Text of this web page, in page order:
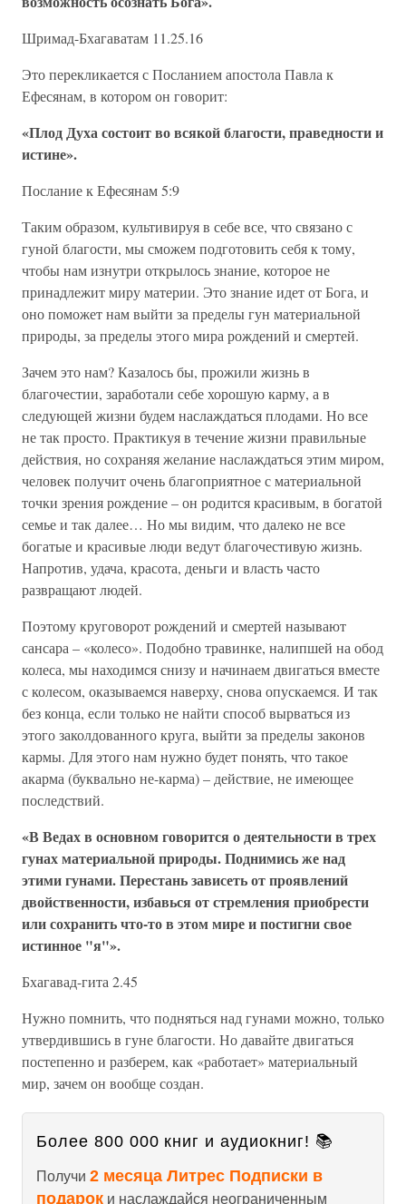
Шримад-Бхагаватам 11.25.16
Это перекликается с Посланием апостола Павла к
Ефесянам, в котором он говорит:
«Плод Духа состоит во всякой благости, праведности и
истине».
Послание к Ефесянам 5:9
Таким образом, культивируя в себе все, что связано с
гуной благости, мы сможем подготовить себя к тому,
чтобы нам изнутри открылось знание, которое не
принадлежит миру материи. Это знание идет от Бога, и
оно поможет нам выйти за пределы гун материальной
природы, за пределы этого мира рождений и смертей.
Зачем это нам? Казалось бы, прожили жизнь в
благочестии, заработали себе хорошую карму, а в
следующей жизни будем наслаждаться плодами. Но все
не так просто. Практикуя в течение жизни правильные
действия, но сохраняя желание наслаждаться этим миром,
человек получит очень благоприятное с материальной
точки зрения рождение – он родится красивым, в богатой
семье и так далее… Но мы видим, что далеко не все
богатые и красивые люди ведут благочестивую жизнь.
Напротив, удача, красота, деньги и власть часто
развращают людей.
Поэтому круговорот рождений и смертей называют
сансара – «колесо». Подобно травинке, налипшей на обод
колеса, мы находимся снизу и начинаем двигаться вместе
с колесом, оказываемся наверху, снова опускаемся. И так
без конца, если только не найти способ вырваться из
этого заколдованного круга, выйти за пределы законов
кармы. Для этого нам нужно будет понять, что такое
акарма (буквально не-карма) – действие, не имеющее
последствий.
«В Ведах в основном говорится о деятельности в трех
гунах материальной природы. Поднимись же над
этими гунами. Перестань зависеть от проявлений
двойственности, избавься от стремления приобрести
или сохранить что-то в этом мире и постигни свое
истинное "я"».
Бхагавад-гита 2.45
Нужно помнить, что подняться над гунами можно, только
утвердившись в гуне благости. Но давайте двигаться
постепенно и разберем, как «работает» материальный
мир, зачем он вообще создан.
Более 800 000 книг и аудиокниг! 📚
Получи 2 месяца Литрес Подписки в
подарок и наслаждайся неограниченным